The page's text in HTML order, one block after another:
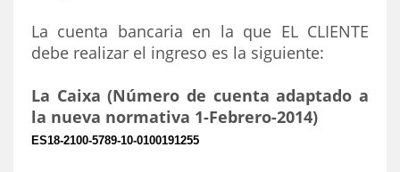
La cuenta bancaria en la que EL CLIENTE
debe realizar el ingreso es la siguiente:
La Caixa (Número de cuenta adaptado a
la nueva normativa 1-Febrero-2014)
ES18-2100-5789-10-0100191255